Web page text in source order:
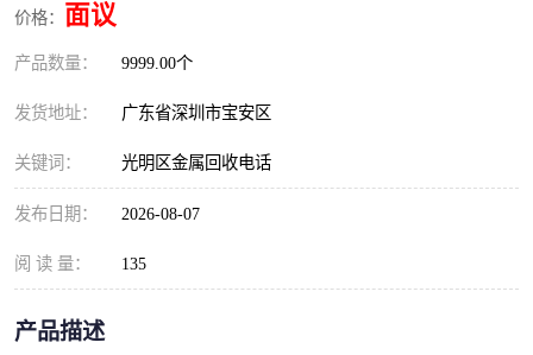
价格： 面议
产品数量： 9999.00个
发货地址： 广东省深圳市宝安区
关键词： 光明区金属回收电话
发布日期： 2026-08-07
阅 读 量： 135
产品描述